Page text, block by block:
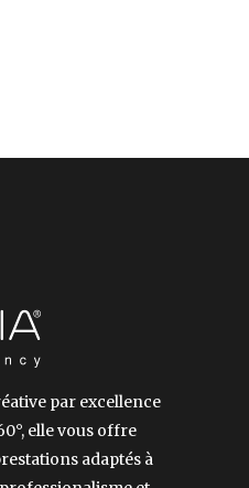
par excellence
elle vous offre
adaptés à